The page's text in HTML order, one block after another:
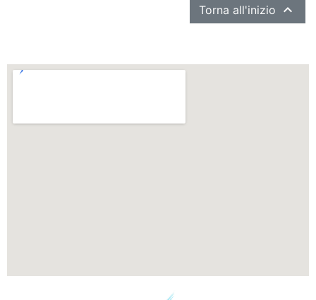
Torna all'inizio 